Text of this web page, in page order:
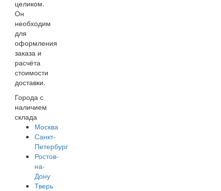
целиком.
Он
необходим
для
оформления
заказа и
расчёта
стоимости
доставки.
Города с
наличием
склада
Москва
Санкт-
Петербург
Ростов-
на-
Дону
Тверь